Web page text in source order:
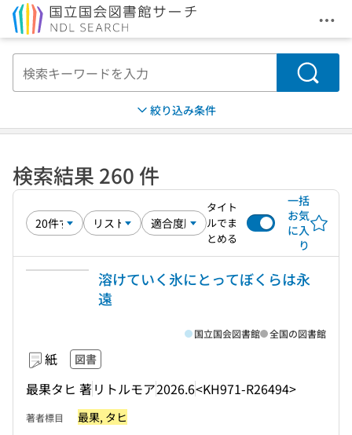
メ
検索
絞り込み条件
検索結果 260 件
タイト
ルでま
とめる
一括
お気
に入
り
溶けていく氷にとってぼくらは永
遠
紙 図書
最果タヒ 著リトルモア2026.6<KH971-R26494>
国立国会図書館 全国の図書館
著者標目 最果, タヒ